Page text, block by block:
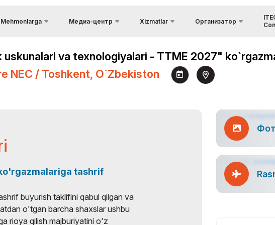
Mehmonlarga
проведения
qoidalari
qanday borish
turoperator
Медиа-центр
Видеогалерея
Пресс-релизы
Xizmatlar
Yuklarni etkazib berish.
Logistika
Организатор
Kонтакты
Об организаторах
va texnologiyalari - TTME 2027"
NEC / Toshkent, O`zbekiston
tashrif
buyurish taklifini qabul qilgan va
o'tgan barcha shaxslar ushbu
rioya qilish majburiyatini o'z